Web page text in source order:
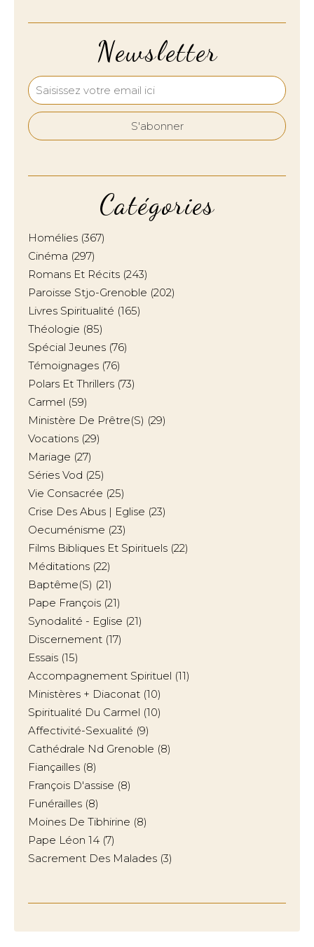
Newsletter
Catégories
Homélies (367)
Cinéma (297)
Romans Et Récits (243)
Paroisse Stjo-Grenoble (202)
Livres Spiritualité (165)
Théologie (85)
Spécial Jeunes (76)
Témoignages (76)
Polars Et Thrillers (73)
Carmel (59)
Ministère De Prêtre(s) (29)
Vocations (29)
Mariage (27)
Séries Vod (25)
Vie Consacrée (25)
Crise Des Abus | Eglise (23)
Oecuménisme (23)
Films Bibliques Et Spirituels (22)
Méditations (22)
Baptême(s) (21)
Pape François (21)
Synodalité - Eglise (21)
Discernement (17)
Essais (15)
Accompagnement Spirituel (11)
Ministères + Diaconat (10)
Spiritualité Du Carmel (10)
Affectivité-Sexualité (9)
Cathédrale Nd Grenoble (8)
Fiançailles (8)
François D'assise (8)
Funérailles (8)
Moines De Tibhirine (8)
Pape Léon 14 (7)
Sacrement Des Malades (3)